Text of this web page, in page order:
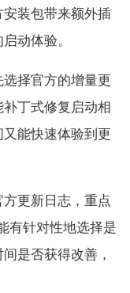
装包带来额外插
动体验。
择官方的增量更
丁式修复启动相
能快速体验到更
更新日志，重点
有针对性地选择是
是否获得改善，